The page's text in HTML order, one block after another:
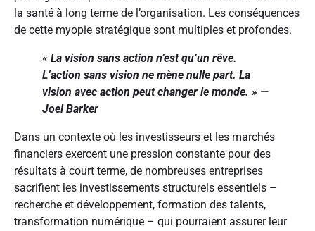
la santé à long terme de l’organisation. Les conséquences
de cette myopie stratégique sont multiples et profondes.
« La vision sans action n’est qu’un rêve.
L’action sans vision ne mène nulle part. La
vision avec action peut changer le monde. » —
Joel Barker
Dans un contexte où les investisseurs et les marchés
financiers exercent une pression constante pour des
résultats à court terme, de nombreuses entreprises
sacrifient les investissements structurels essentiels –
recherche et développement, formation des talents,
transformation numérique – qui pourraient assurer leur